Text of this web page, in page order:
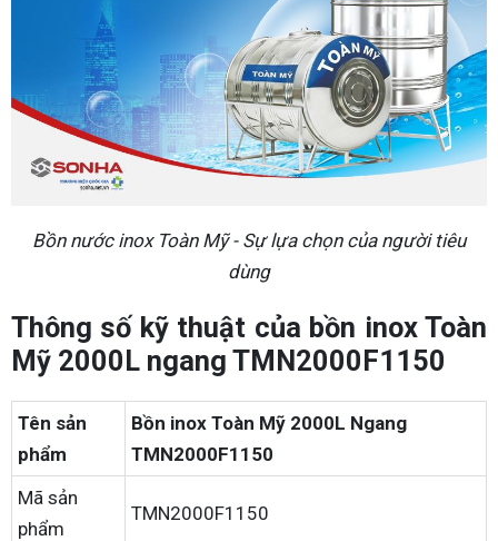
Bồn nước inox Toàn Mỹ - Sự lựa chọn của người tiêu
dùng
Thông số kỹ thuật của bồn inox Toàn
Mỹ 2000L ngang TMN2000F1150
Tên sản
phẩm
Bồn inox Toàn Mỹ 2000L Ngang
TMN2000F1150
Mã sản
phẩm
TMN2000F1150